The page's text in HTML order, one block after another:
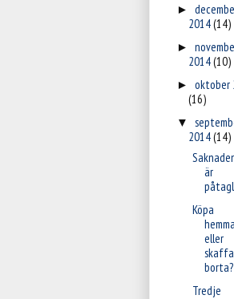
►
2014(14)
►
2014(10)
► oktober
(16)
▼
2014(14)
är
Köpa
eller
skaffa
borta?
Tredje